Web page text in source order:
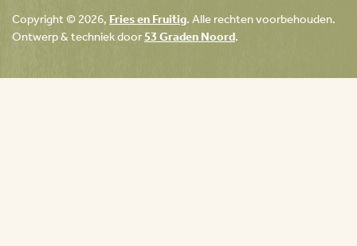
Copyright © 2026,Fries en Fruitig. Alle rechten voorbehouden.
Ontwerp & techniek door53 Graden Noord.